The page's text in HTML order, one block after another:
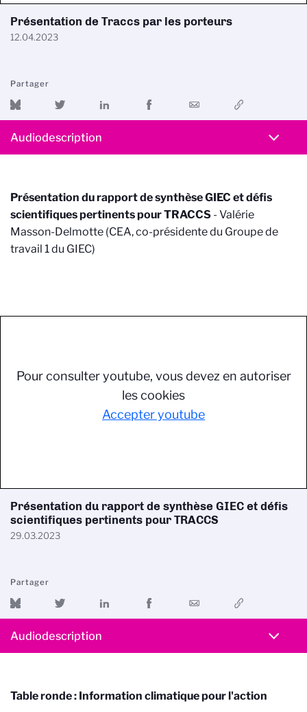
Présentation de Traccs par les porteurs
12.04.2023
Partager
Audiodescription
Présentation du rapport de synthèse GIEC et défis
scientifiques pertinents pour TRACCS - Valérie
Masson-Delmotte (CEA, co-présidente du Groupe de
travail 1 du GIEC)
Pour consulter youtube, vous devez en autoriser
les cookies
Accepter youtube
Présentation du rapport de synthèse GIEC et défis
scientifiques pertinents pour TRACCS
29.03.2023
Partager
Audiodescription
Table ronde : Information climatique pour l'action